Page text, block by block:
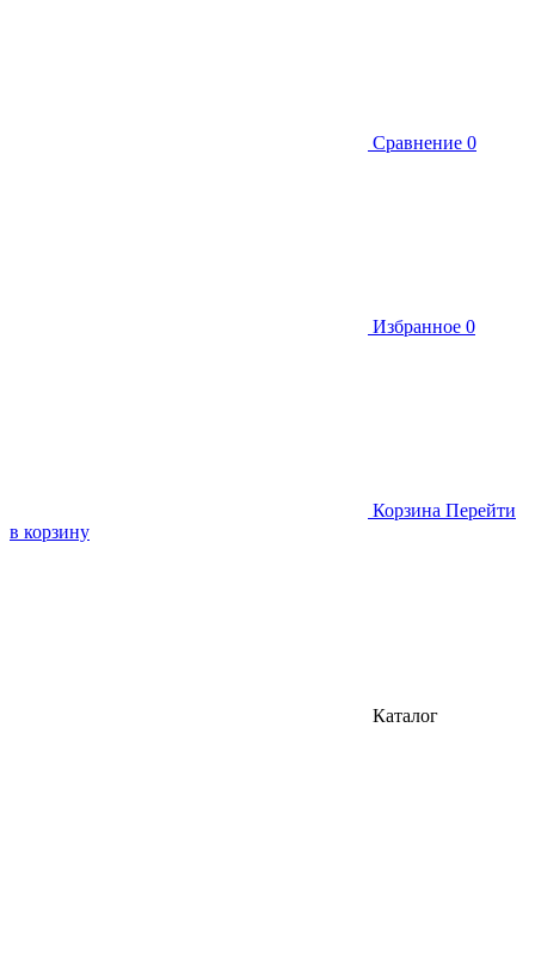
Сравнение 0
Избранное 0
Корзина Перейти
в корзину
Каталог